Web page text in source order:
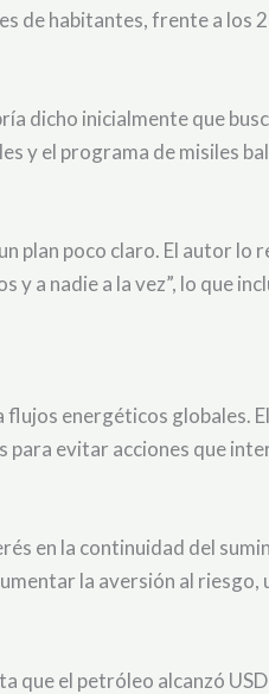
de habitantes, frente a los
dicho inicialmente que
y el programa de misiles
plan poco claro. El autor lo
a nadie a la vez”, lo que
flujos energéticos globales.
evitar acciones que
en la continuidad del
la aversión al riesgo,
que el petróleo alcanzó